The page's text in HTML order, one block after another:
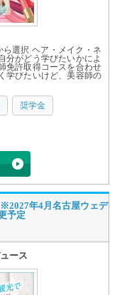
選択 ヘア・メイク・ネ
分がどう学びたいかによ
免許取得コースを合わせ
学びたいけど、美容師の
奨学金
年4月名古屋ウェデ
予定
ース